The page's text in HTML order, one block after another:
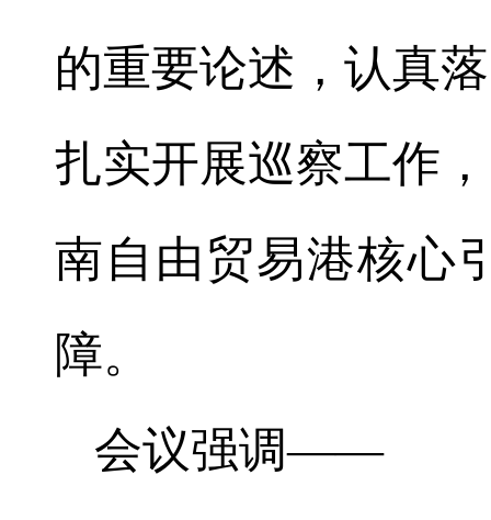
的重要论述，认真
扎实开展巡察工作
南自由贸易港核心
障。
会议强调——